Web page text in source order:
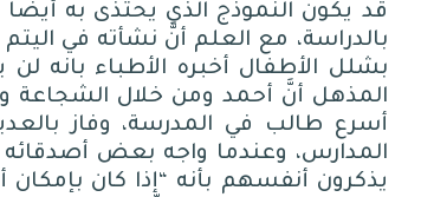
قد يكون النموذج الذي يحتذى به
بالدراسة، مع العلم أنَّ نشأته في
بشلل الأطفال أخبره الأطباء بانه
المذهل أنَّ أحمد ومن خلال الشجاعة
أسرع طالب في المدرسة، وفاز
المدارس، وعندما واجه بعض
يذكرون أنفسهم بأنه “إذا كان